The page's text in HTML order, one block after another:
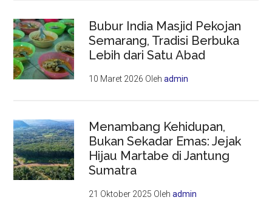
Bubur India Masjid Pekojan
Semarang, Tradisi Berbuka
Lebih dari Satu Abad
10 Maret 2026 Olehadmin
Menambang Kehidupan,
Bukan Sekadar Emas: Jejak
Hijau Martabe di Jantung
Sumatra
21 Oktober 2025 Olehadmin